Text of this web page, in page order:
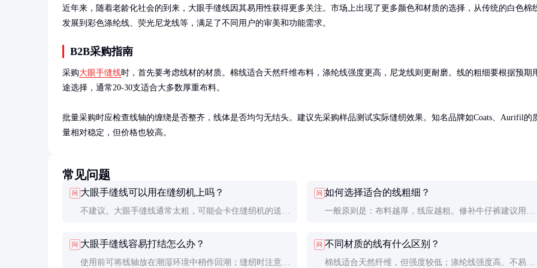
近年来，随着老龄化社会的到来，大眼手缝线因其易用性获得更多关注。市场上出现了更多颜色和材质的选择，从传统的白色棉
发展到彩色涤纶线、荧光尼龙线等，满足了不同用户的审美和功能需求。
B2B采购指南
采购大眼手缝线时，首先要考虑线材的材质。棉线适合天然纤维布料，涤纶线强度更高，尼龙线则更耐磨。线的粗细要根据预期
途选择，通常20-30支适合大多数厚重布料。
批量采购时应检查线轴的缠绕是否整齐，线体是否均匀无结头。建议先采购样品测试实际缝纫效果。知名品牌如Coats、Aurifil的
量相对稳定，但价格也较高。
常见问题
问 大眼手缝线可以用在缝纫机上吗？
不建议。大眼手缝线通常太粗，可能会卡住缝纫机的送线
问 如何选择适合的线粗细？
一般原则是：布料越厚，线应越粗。修补牛仔裤建议用20
问 大眼手缝线容易打结怎么办？
使用前可将线轴放在潮湿环境中稍作回潮；缝纫时注意保
问 不同材质的线有什么区别？
棉线适合天然纤维，但强度较低；涤纶线强度高、不易褪